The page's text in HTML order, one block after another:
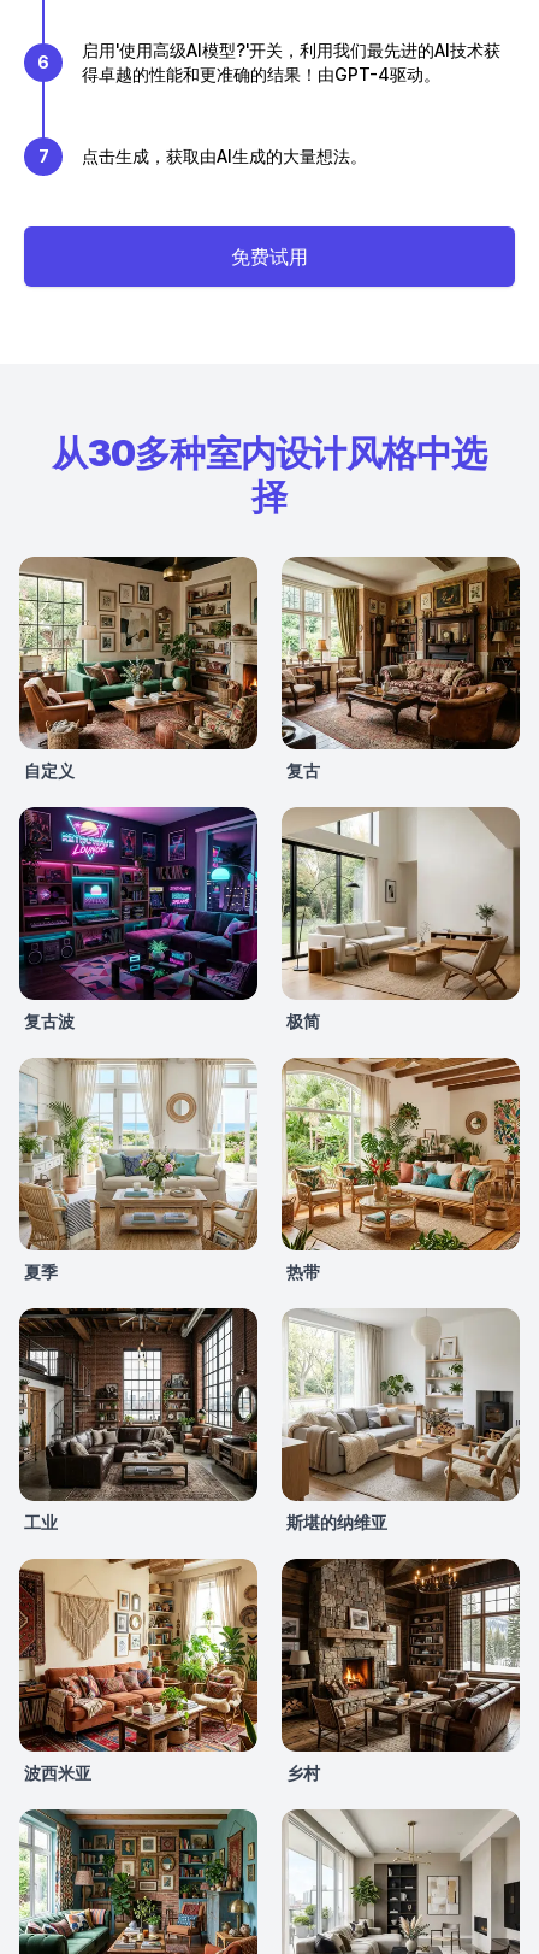
6
启用'使用高级AI模型?'开关，利用我们最先进的AI技术获
得卓越的性能和更准确的结果！由GPT-4驱动。
7 点击生成，获取由AI生成的大量想法。
免费试用
从30多种室内设计风格中选
择
自定义 复古
复古波 极简
夏季 热带
工业 斯堪的纳维亚
波西米亚 乡村